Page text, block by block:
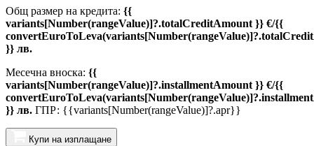
Общ размер на кредита: {{
variants[Number(rangeValue)]?.totalCreditAmount }} €/{{
}} лв.
Месечна вноска: {{
variants[Number(rangeValue)]?.installmentAmount }} €/{{
}} лв. ГПР: {{variants[Number(rangeValue)]?.apr}}
Купи на изплащане